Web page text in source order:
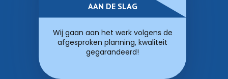
AAN DE SLAG
Wij gaan aan het werk volgens de
afgesproken planning, kwaliteit
gegarandeerd!